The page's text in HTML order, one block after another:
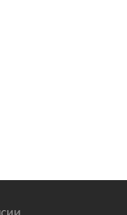
в Москве